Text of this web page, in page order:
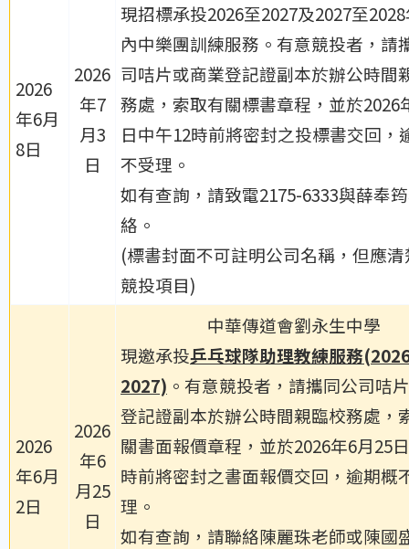
2026
年6月
8日
2026
年7
月3
日
現招標承投2026至2027及2027至
內中樂團訓練服務。有意競投者，請
司咭片或商業登記證副本於辦公時間
務處，索取有關標書章程，並於2026
日中午12時前將密封之投標書交回，
不受理。
如有查詢，請致電2175-6333與薛奉
絡。
(標書封面不可註明公司名稱，但應
競投項目)
2026
年6月
2日
2026
年6
月25
日
中華傳道會劉永生中學
現邀承投乒乓球隊助理教練服務
2027) 。有意競投者，請攜同公司咭
登記證副本於辦公時間親臨校務處，
關書面報價章程，並於2026年6月25
時前將密封之書面報價交回，逾期概
理。
如有查詢，請聯絡陳麗珠老師或陳國